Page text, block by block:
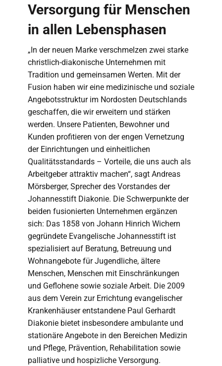
Versorgung für Menschen
in allen Lebensphasen
„In der neuen Marke verschmelzen zwei starke
christlich-diakonische Unternehmen mit
Tradition und gemeinsamen Werten. Mit der
Fusion haben wir eine medizinische und soziale
Angebotsstruktur im Nordosten Deutschlands
geschaffen, die wir erweitern und stärken
werden. Unsere Patienten, Bewohner und
Kunden profitieren von der engen Vernetzung
der Einrichtungen und einheitlichen
Qualitätsstandards – Vorteile, die uns auch als
Arbeitgeber attraktiv machen“, sagt Andreas
Mörsberger, Sprecher des Vorstandes der
Johannesstift Diakonie. Die Schwerpunkte der
beiden fusionierten Unternehmen ergänzen
sich: Das 1858 von Johann Hinrich Wichern
gegründete Evangelische Johannesstift ist
spezialisiert auf Beratung, Betreuung und
Wohnangebote für Jugendliche, ältere
Menschen, Menschen mit Einschränkungen
und Geflohene sowie soziale Arbeit. Die 2009
aus dem Verein zur Errichtung evangelischer
Krankenhäuser entstandene Paul Gerhardt
Diakonie bietet insbesondere ambulante und
stationäre Angebote in den Bereichen Medizin
und Pflege, Prävention, Rehabilitation sowie
palliative und hospizliche Versorgung.